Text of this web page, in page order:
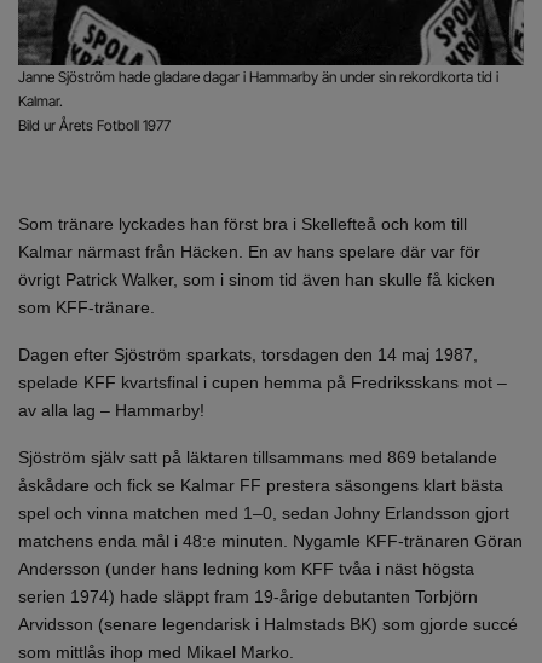
Janne Sjöström hade gladare dagar i Hammarby än under sin rekordkorta tid i
Kalmar.
Bild ur Årets Fotboll 1977
Som tränare lyckades han först bra i Skellefteå och kom till
Kalmar närmast från Häcken. En av hans spelare där var för
övrigt Patrick Walker, som i sinom tid även han skulle få kicken
som KFF-tränare.
Dagen efter Sjöström sparkats, torsdagen den 14 maj 1987,
spelade KFF kvartsfinal i cupen hemma på Fredriksskans mot –
av alla lag – Hammarby!
Sjöström själv satt på läktaren tillsammans med 869 betalande
åskådare och fick se Kalmar FF prestera säsongens klart bästa
spel och vinna matchen med 1–0, sedan Johny Erlandsson gjort
matchens enda mål i 48:e minuten. Nygamle KFF-tränaren Göran
Andersson (under hans ledning kom KFF tvåa i näst högsta
serien 1974) hade släppt fram 19-årige debutanten Torbjörn
Arvidsson (senare legendarisk i Halmstads BK) som gjorde succé
som mittlås ihop med Mikael Marko.